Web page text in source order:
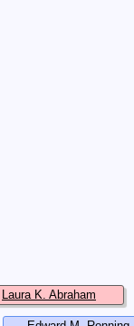
Laura K. Abraham